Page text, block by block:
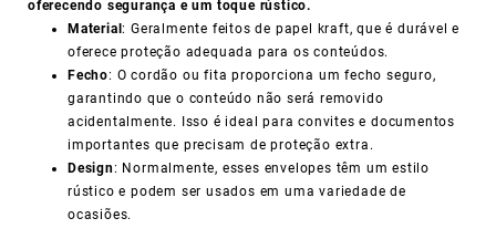
oferecendo segurança e um toque rústico.
Material: Geralmente feitos de papel kraft, que é durável e
oferece proteção adequada para os conteúdos.
Fecho: O cordão ou fita proporciona um fecho seguro,
garantindo que o conteúdo não será removido
acidentalmente. Isso é ideal para convites e documentos
importantes que precisam de proteção extra.
Design: Normalmente, esses envelopes têm um estilo
rústico e podem ser usados em uma variedade de
ocasiões.